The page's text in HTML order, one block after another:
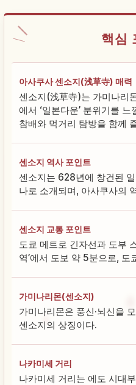
핵심
아사쿠사 센소지(浅草寺) 매력
센소지(浅草寺)는 가미나리
에서 ‘일본다운’ 분위기를
참배와 먹거리 탐방을 함께
센소지 역사 포인트
센소지는 628년에 창건된
나로 소개되며, 아사쿠사의
센소지 교통 포인트
도쿄 메트로 긴자선과 도부
역’에서 도보 약 5분으로,
가미나리몬(센소지)
가미나리몬은 풍신·뇌신을
센소지의 상징이다.
나카미세 거리
나카미세 거리는 에도 시대